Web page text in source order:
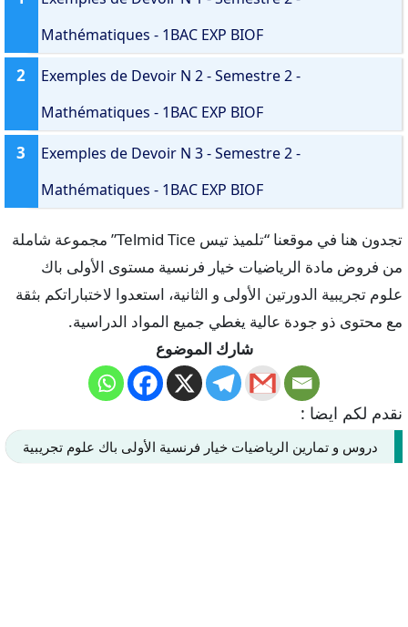
Mathématiques - 1BAC EXP BIOF
2
Exemples de Devoir N 2 - Semestre 2 -
Mathématiques - 1BAC EXP BIOF
3
Exemples de Devoir N 3 - Semestre 2 -
Mathématiques - 1BAC EXP BIOF
تجدون هنا في موقعنا “تلميذ تيس Telmid Tice” مجموعة شاملة
من فروض مادة الرياضيات خيار فرنسية مستوى الأولى باك
علوم تجريبية الدورتين الأولى و الثانية، استعدوا لاختباراتكم بثقة
مع محتوى ذو جودة عالية يغطي جميع المواد الدراسية.
شارك الموضوع
نقدم لكم ايضا :
دروس و تمارين الرياضيات خيار فرنسية الأولى باك علوم تجريبية